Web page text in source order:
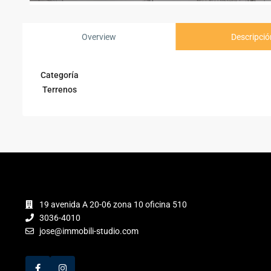
Overview
Categoría
Terrenos
19 avenida A 20-06 zona 10 oficina 510
3036-4010
jose@immobili-studio.com